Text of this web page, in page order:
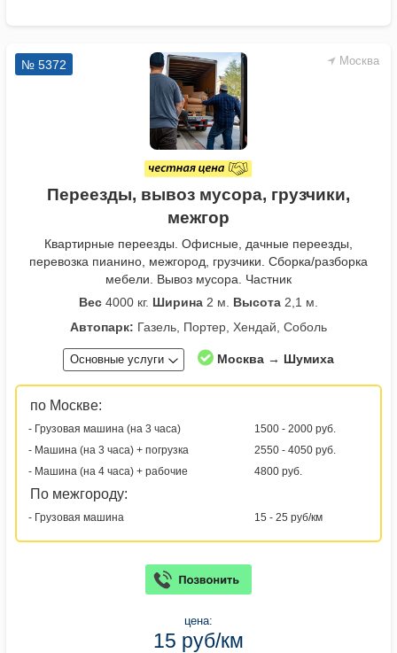
Москва
№ 5372
Переезды, вывоз мусора, грузчики,
межгор
Квартирные переезды. Офисные, дачные переезды,
перевозка пианино, межгород, грузчики. Сборка/разборка
мебели. Вывоз мусора. Частник
Вес 4000 кг. Ширина 2 м. Высота 2,1 м.
Автопарк: Газель, Портер, Хендай, Соболь
Основные услуги Москва → Шумиха
по Москве:
- Грузовая машина (на 3 часа)
1500 - 2000 руб.
- Машина (на 3 часа) + погрузка
2550 - 4050 руб.
- Машина (на 4 часа) + рабочие
4800 руб.
По межгороду:
- Грузовая машина 15 - 25 руб/км
цена:
15 руб/км